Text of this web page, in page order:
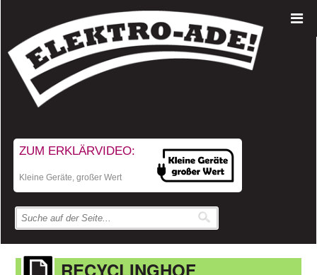
ZUM ERKLÄRVIDEO:
Kleine Geräte, großer Wert